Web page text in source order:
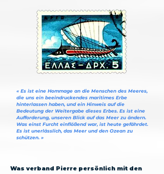
« Es ist eine Hommage an die Menschen des Meeres,
die uns ein beeindruckendes maritimes Erbe
hinterlassen haben, und ein Hinweis auf die
Bedeutung der Weitergabe dieses Erbes. Es ist eine
Aufforderung, unseren Blick auf das Meer zu ändern.
Was einst Furcht einflößend war, ist heute gefährdet.
Es ist unerlässlich, das Meer und den Ozean zu
schützen. »
Was verband Pierre persönlich mit den